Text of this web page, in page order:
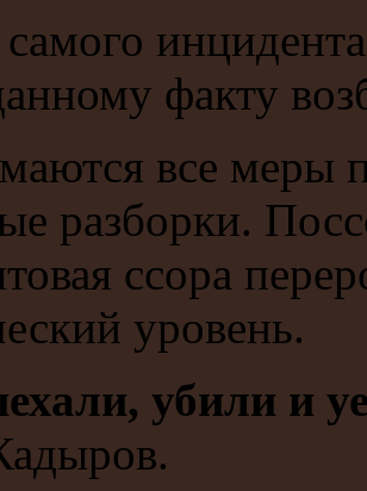
самого
факту
все меры
разборки.
ссора
уровень.
убили и